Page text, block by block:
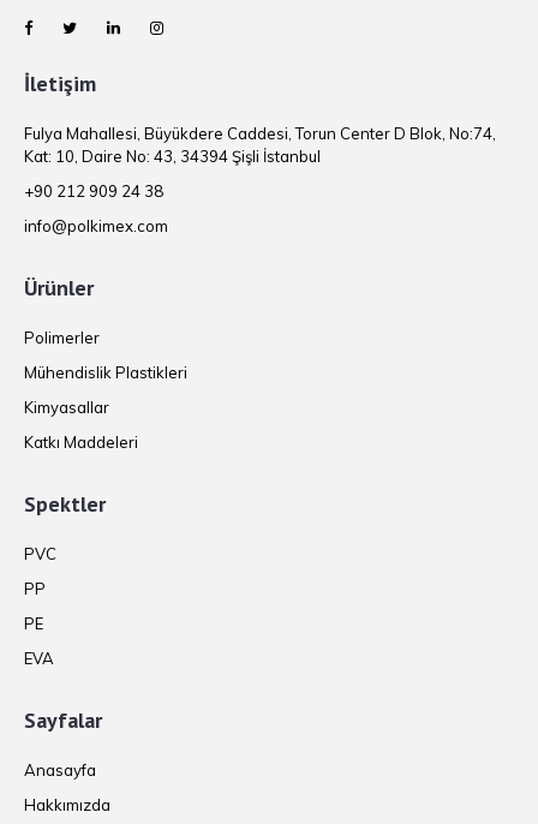
İletişim
Fulya Mahallesi, Büyükdere Caddesi, Torun Center D Blok, No:74,
Kat: 10, Daire No: 43, 34394 Şişli İstanbul
+90 212 909 24 38
info@polkimex.com
Ürünler
Polimerler
Mühendislik Plastikleri
Kimyasallar
Katkı Maddeleri
Spektler
PVC
PP
PE
EVA
Sayfalar
Anasayfa
Hakkımızda